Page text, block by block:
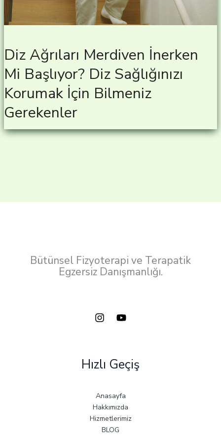
Diz Ağrıları Merdiven İnerken
Mi Başlıyor? Diz Sağlığınızı
Korumak İçin Bilmeniz
Gerekenler
Bütünsel Fizyoterapi ve Terapatik
Egzersiz Danışmanlığı.
Hızlı Geçiş
Anasayfa
Hakkımızda
Hizmetlerimiz
BLOG